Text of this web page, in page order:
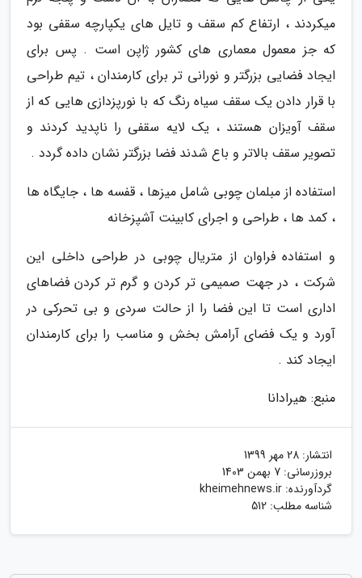
میکردند ، ارتفاع کم سقف و تایل های یکپارچه سقفی بود
که جز معمول معماری های کشور ژاپن است . پس برای
ایجاد فضایی بزرگتر و نورانی تر برای کارمندان ، تیم طراحی
با قرار دادن یک سقف سیاه رنگ که با نورپزدازی هایی که از
سقف آویزان هستند ، یک لایه سقفی را ناپدید کردند و
تصویر سقف بالاتر و باع شدند فضا بزرگتر نشان داده گردد .
استفاده از مبلمان چوبی شامل میزها ، قفسه ها ، جایگاه ها
، کمد ها ، طراحی و اجرای کابینت آشپزخانه
و استفاده فراوان از متریال چوبی در طراحی داخلی این
شرکت ، در جهت صمیمی تر کردن و گرم تر کردن فضاهای
اداری است تا این فضا را از حالت سردی و بی تحرکی در
آورد و یک فضای آرامش بخش و مناسب را برای کارمندان
ایجاد کند .
منبع: هیرادانا
انتشار: 28 مهر 1399
بروزرسانی: 7 بهمن 1403
گردآورنده: kheimehnews.ir
شناسه مطلب: 512